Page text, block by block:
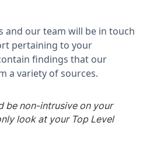
and our team will be in touch
pertaining to your
findings that our
a variety of sources.
be non-intrusive on your
look at your Top Level